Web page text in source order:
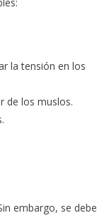
la tensión en los
de los muslos.
embargo, se debe